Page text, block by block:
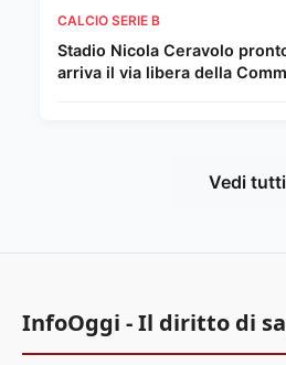
CALCIO SERIE B
Stadio Nicola Ceravolo
arriva il via libera della
Vedi tutti
InfoOggi - Il diritto di